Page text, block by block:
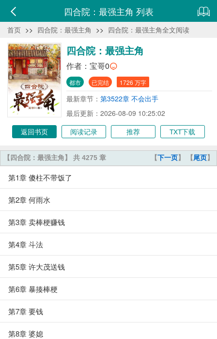
四合院：最强主角 列表
首页 >> 四合院：最强主角 >> 四合院：最强主角全文阅读
四合院：最强主角
作者： 宝哥0
都市 已完结 1726 万字
最新章节： 第3522章 不会出手
最后更新：2026-08-09 10:25:02
返回书页
阅读记录 推荐 TXT下载
【下一页】 【尾页】
【四合院：最强主角】 共 4275 章
第1章 傻柱不带饭了
第2章 何雨水
第3章 卖棒梗赚钱
第4章 斗法
第5章 许大茂送钱
第6章 暴揍棒梗
第7章 要钱
第8章 婆媳